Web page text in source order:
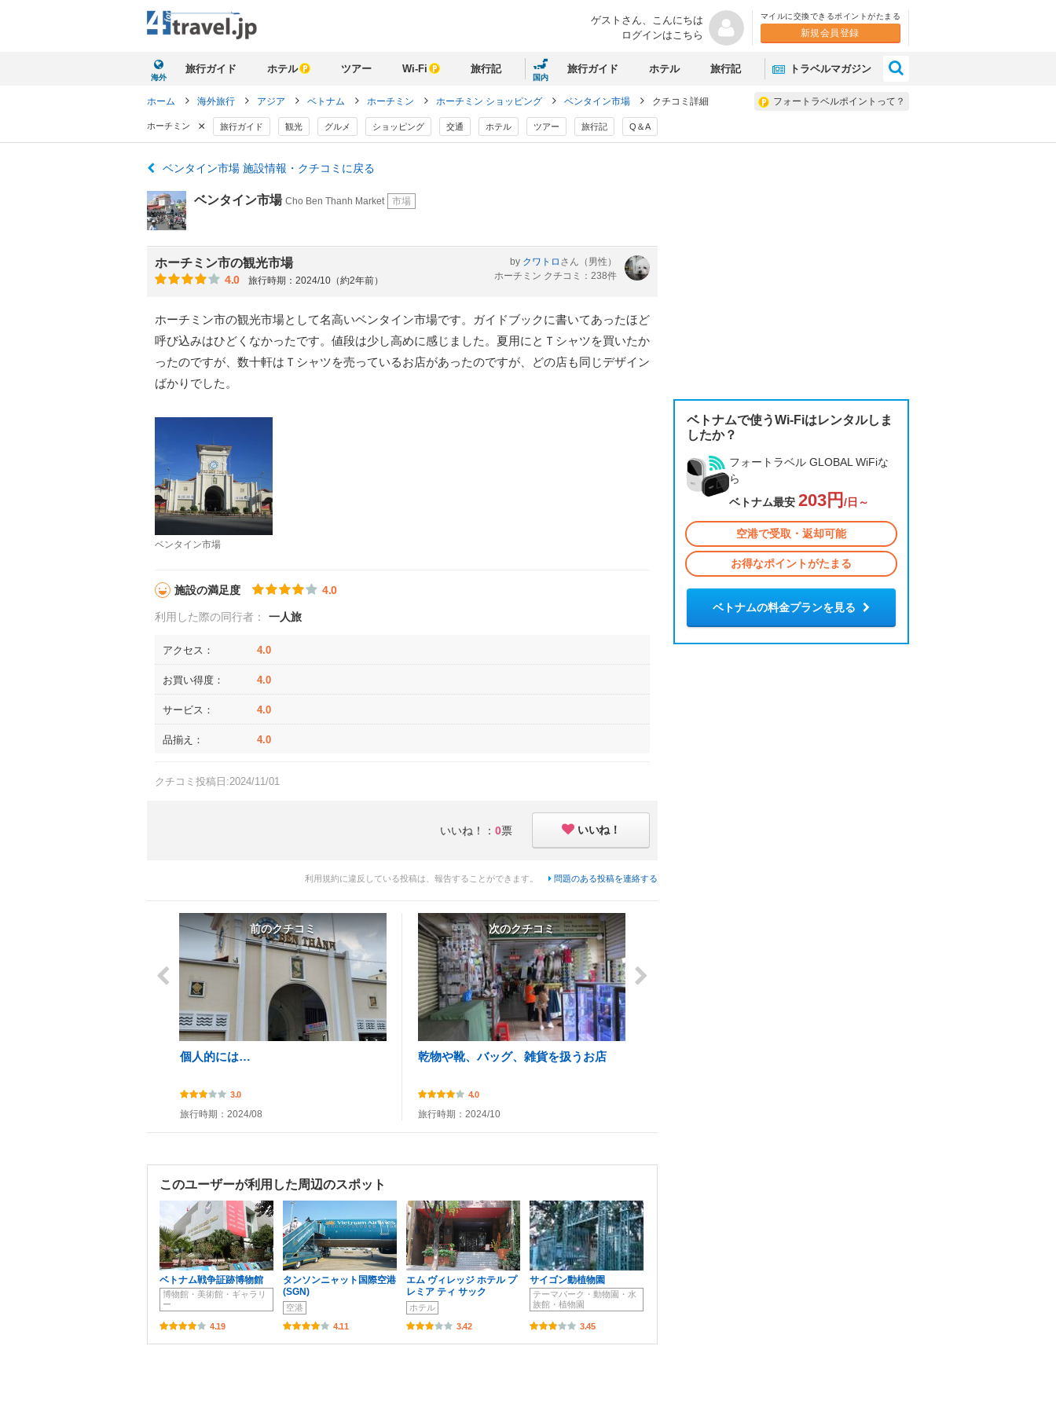
ゲストさん、 こんにちは
ログインはこちら
マイルに交換できるポイントがたまる
新規会員登録
海外
旅行ガイド ホテル ツアー Wi-Fi 旅行記
国内
旅行ガイド ホテル 旅行記 トラベルマガジン
フォートラベルポイントって？
ホーム 海外旅行 アジア ベトナム ホーチミン ホーチミン ショッピング ベンタイン市場 クチコミ詳細
ホーチミン × 旅行ガイド 観光 グルメ ショッピング 交通 ホテル ツアー 旅行記 Q＆A
ベンタイン市場 施設情報・クチコミに戻る
ベンタイン市場 Cho Ben Thanh Market 市場
ホーチミン市の観光市場
4.0 旅行時期：2024/10（約2年前）
by クワトロ さん （男性）
ホーチミン クチコミ：238件
ホーチミン市の観光市場として名高いベンタイン市場です。ガイドブックに書いてあったほど
呼び込みはひどくなかったです。値段は少し高めに感じました。夏用にとＴシャツを買いたか
ったのですが、数十軒はＴシャツを売っているお店があったのですが、どの店も同じデザイン
ばかりでした。
ベンタイン市場
施設の満足度 4.0
利用した際の同行者： 一人旅
アクセス： 4.0
お買い得度： 4.0
サービス： 4.0
品揃え： 4.0
クチコミ投稿日:2024/11/01
いいね！： 0票 いいね！
利用規約に違反している投稿は、報告することができます。 問題のある投稿を連絡する
前のクチコミ
個人的には…
3.0
旅行時期：2024/08
次のクチコミ
乾物や靴、バッグ、雑貨を扱うお店
4.0
旅行時期：2024/10
このユーザーが利用した周辺のスポット
ベトナム戦争証跡博物館
博物館・美術館・ギャラリ
ー
4.19
タンソンニャット国際空港
(SGN)
空港
4.11
エム ヴィレッジ ホテル プ
レミア ティ サック
ホテル
3.42
サイゴン動植物園
テーマパーク・動物園・水
族館・植物園
3.45
ベトナムで使うWi-Fiはレンタルしま
したか？
フォートラベル GLOBAL WiFiな
ら
ベトナム最安 203円 /日～
空港で受取・返却可能
お得なポイントがたまる
ベトナムの料金プランを見る